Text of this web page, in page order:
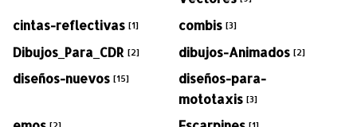
cintas-reflectivas [1] combis [3]
Dibujos_Para_CDR [2] dibujos-Animados [2]
diseños-nuevos [15]
diseños-para-
mototaxis [3]